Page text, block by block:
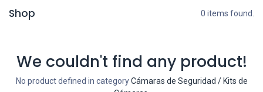
Shop 0 items found.
We couldn't find any product!
No product defined in categoryCámaras de Seguridad / Kits de